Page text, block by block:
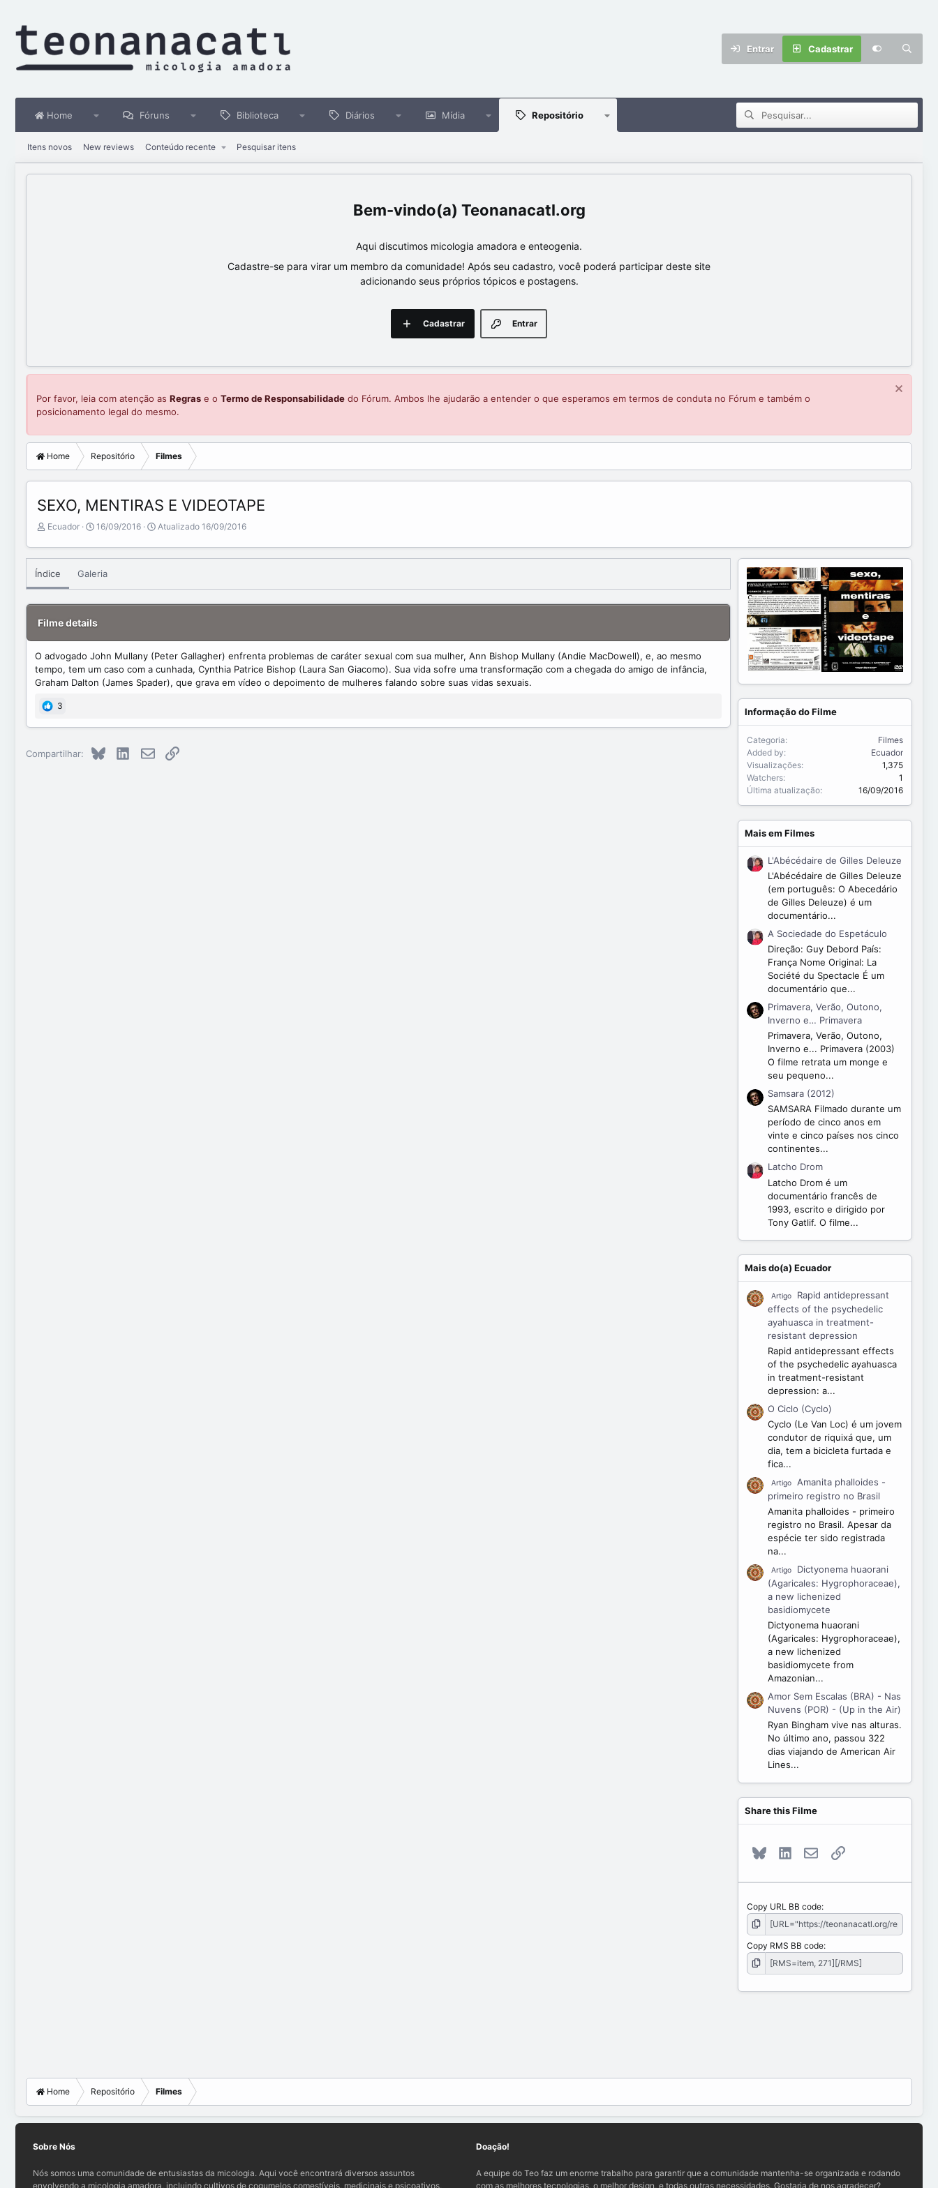
Entrar Cadastrar
Home Fóruns Biblioteca Diários Mídia Repositório
Itens novos New reviews Conteúdo recente Pesquisar itens
Teonanacatl.org
Aqui discutimos micologia amadora e enteogenia.
Cadastre-se para virar um membro da comunidade! Após seu cadastro, você poderá participar deste site
adicionando seus próprios tópicos e postagens.
Entrar
Cadastrar
Por favor, leia com atenção as Regras e o Termo de Responsabilidade do Fórum. Ambos lhe ajudarão a entender o que esperamos em termos de conduta no Fórum e também o
posicionamento legal do mesmo.
Home Repositório Filmes
SEXO, MENTIRAS E VIDEOTAPE
A
d
d
b
y
Ecuador
C
e
t
e
d
t
e
16/09/2016 Atualizado 16/09/2016
Índice Galeria
Filme details
O advogado John Mullany (Peter Gallagher) enfrenta problemas de caráter sexual com sua mulher, Ann Bishop Mullany (Andie MacDowell), e, ao mesmo
tempo, tem um caso com a cunhada, Cynthia Patrice Bishop (Laura San Giacomo). Sua vida sofre uma transformação com a chegada do amigo de infância,
Graham Dalton (James Spader), que grava em vídeo o depoimento de mulheres falando sobre suas vidas sexuais.
3
Compartilhar: Bluesky LinkedInE-mailLink
Informação do Filme
Categoria
Filmes
Added by
Ecuador
Visualizações
1,375
Watchers
1
Última atualização
16/09/2016
Mais em Filmes
L'Abécédaire de Gilles Deleuze
L'Abécédaire de Gilles Deleuze
(em português: O Abecedário
de Gilles Deleuze) é um
documentário...
A Sociedade do Espetáculo
Direção: Guy Debord País:
França Nome Original: La
Société du Spectacle É um
documentário que...
Primavera, Verão, Outono,
Inverno e… Primavera
Primavera, Verão, Outono,
Inverno e... Primavera (2003)
O filme retrata um monge e
seu pequeno...
Samsara (2012)
SAMSARA Filmado durante um
período de cinco anos em
vinte e cinco países nos cinco
continentes...
Latcho Drom
Latcho Drom é um
documentário francês de
1993, escrito e dirigido por
Tony Gatlif. O filme...
Mais do(a) Ecuador
Artigo
Rapid antidepressant
effects of the psychedelic
ayahuasca in treatment-
resistant depression
Rapid antidepressant effects
of the psychedelic ayahuasca
in treatment-resistant
depression: a...
O Ciclo (Cyclo)
Cyclo (Le Van Loc) é um jovem
condutor de riquixá que, um
dia, tem a bicicleta furtada e
fica...
Artigo
Amanita phalloides -
primeiro registro no Brasil
Amanita phalloides - primeiro
registro no Brasil. Apesar da
espécie ter sido registrada
na...
Artigo
Dictyonema huaorani
(Agaricales: Hygrophoraceae),
a new lichenized
basidiomycete
Dictyonema huaorani
(Agaricales: Hygrophoraceae),
a new lichenized
basidiomycete from
Amazonian...
Amor Sem Escalas (BRA) - Nas
Nuvens (POR) - (Up in the Air)
Ryan Bingham vive nas alturas.
No último ano, passou 322
dias viajando de American Air
Lines...
Share this Filme
Bluesky LinkedInE-mailLink
Copy URL BB code
Copy RMS BB code
Home Repositório Filmes
Sobre Nós
Nós somos uma comunidade de entusiastas da micologia. Aqui você encontrará diversos assuntos
envolvendo a micologia amadora, incluindo cultivos de cogumelos comestíveis, medicinais e psicoativos,
Doação!
A equipe do Teo faz um enorme trabalho para garantir que a comunidade mantenha-se organizada e rodando
com as melhores tecnologias, o melhor design, e todas outras necessidades. Gostaria de nos agradecer?